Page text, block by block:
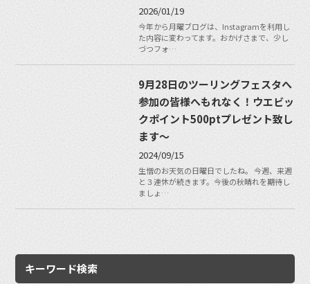
2026/01/19
今年から月曜ブログは、Instagramを利用し
た内容に変わってます。おかげさまで、少し
づつフォ…
9月28日のツーリングフェスタへ
参加の皆様へもれなく！ウエビッ
クポイント500ptプレゼント致し
ます〜
2024/09/15
生憎のお天気の日曜日でしたね。 今週、来週
と３連休が続きます。今後の秋晴れを期待し
ましょ…
キーワード検索